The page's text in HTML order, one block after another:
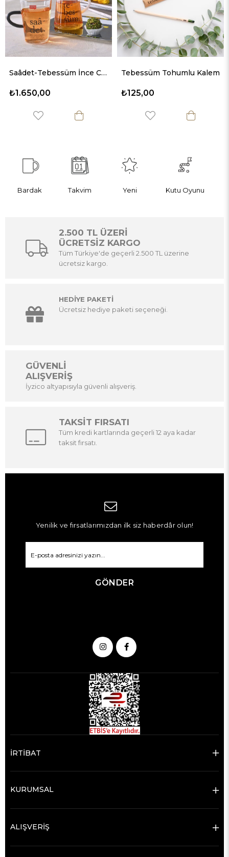
Saâdet-Tebessüm İnce Cam Kupa Seti 2'li Tebessüm Tohumlu Kalem
₺125,00
Bardak Takvim Yeni Kutu Oyunu
2.500 TL ÜZERİ
ÜCRETSİZ KARGO
Tüm Türkiye'de geçerli 2.500 TL üzerine
ücretsiz kargo.
HEDİYE PAKETİ
Ücretsiz hediye paketi seçeneği.
GÜVENLİ
ALIŞVERİŞ
İyzico altyapısıyla güvenli alışveriş.
TAKSİT FIRSATI
Tüm kredi kartlarında geçerli 12 aya kadar
taksit fırsatı.
Yenilik ve fırsatlarımızdan ilk siz haberdâr olun!
GÖNDER
İRTİBAT
KURUMSAL
ALIŞVERİŞ